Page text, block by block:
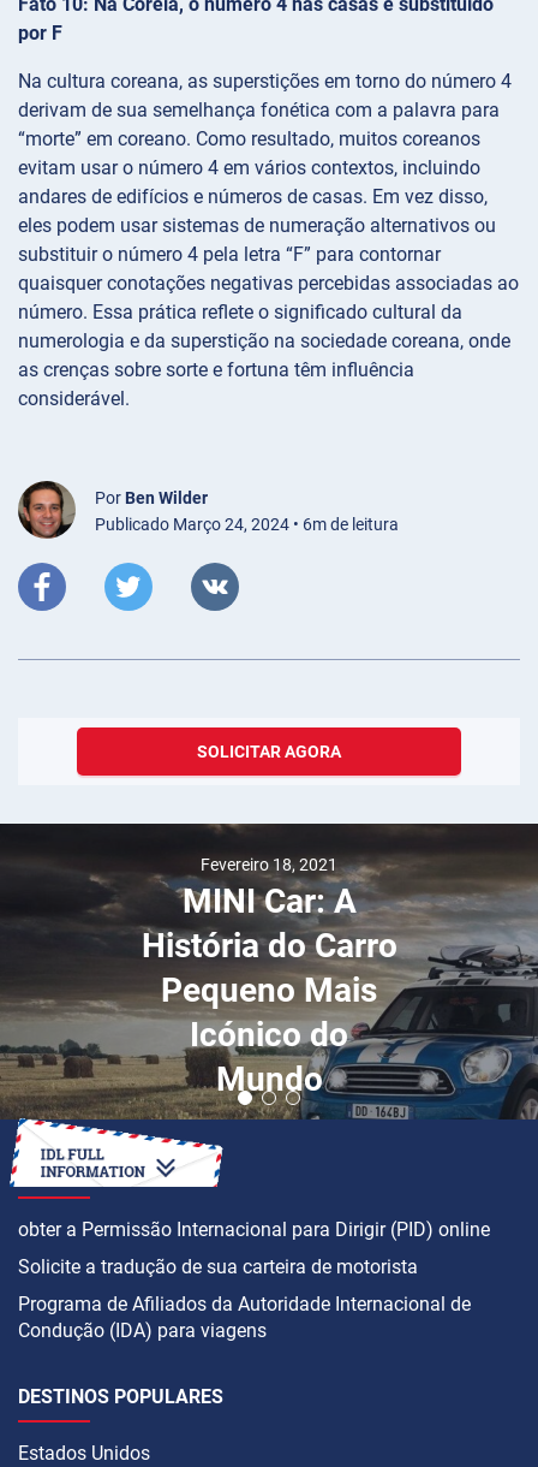
por F
Na cultura coreana, as superstições em torno do número 4
derivam de sua semelhança fonética com a palavra para
“morte” em coreano. Como resultado, muitos coreanos
evitam usar o número 4 em vários contextos, incluindo
andares de edifícios e números de casas. Em vez disso,
eles podem usar sistemas de numeração alternativos ou
substituir o número 4 pela letra “F” para contornar
quaisquer conotações negativas percebidas associadas ao
número. Essa prática reflete o significado cultural da
numerologia e da superstição na sociedade coreana, onde
as crenças sobre sorte e fortuna têm influência
considerável.
Por Ben Wilder
Publicado Março 24, 2024 • 6m de leitura
SOLICITAR AGORA
Fevereiro 18, 2021
MINI Car: A
História do Carro
Pequeno Mais
Icónico do
Mundo
COMO
obter a Permissão Internacional para Dirigir (PID) online
Solicite a tradução de sua carteira de motorista
Programa de Afiliados da Autoridade Internacional de
Condução (IDA) para viagens
DESTINOS POPULARES
Estados Unidos